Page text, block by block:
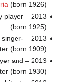
(born 1926)
2013 –
player
(born 1925)
2013 –
singer-
(born 1909)
2013 –
and
(born 1930)